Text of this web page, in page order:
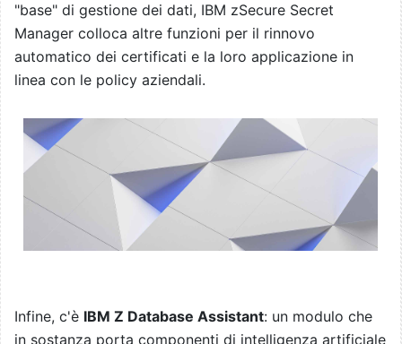
"base" di gestione dei dati, IBM zSecure Secret
Manager colloca altre funzioni per il rinnovo
automatico dei certificati e la loro applicazione in
linea con le policy aziendali.
Infine, c'è IBM Z Database Assistant: un modulo che
in sostanza porta componenti di intelligenza artificiale